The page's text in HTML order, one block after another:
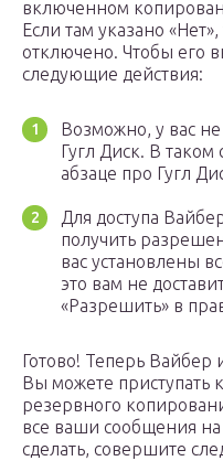
включенном
Если там указано
отключено. Чтобы его
следующие действия:
Возможно, у вас
Гугл Диск. В таком
абзаце про Гугл
Для доступа
получить
вас установлены
это вам не
«Разрешить» в
Готово! Теперь Вайбер
Вы можете приступать
резервного
все ваши сообщения
сделать, совершите